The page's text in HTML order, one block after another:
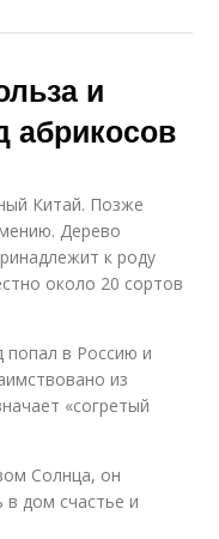
и
абрикосов
Китай. Позже
Дерево
к роду
около 20 сортов
попал в Россию и
из
«согретый
Солнца, он
дом счастье и